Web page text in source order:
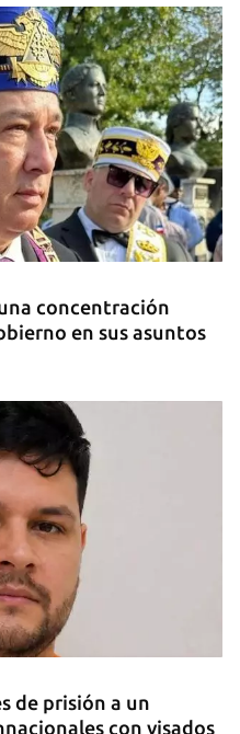
expulsado de
del ICE
concentración
en sus asuntos
de prisión a un
con visados